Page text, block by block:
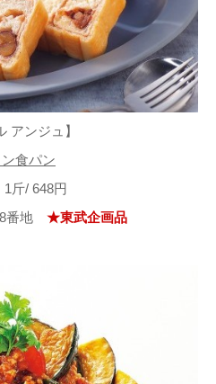
アンジュ】
食パン
1斤/ 648円
8番地 ★東武企画品